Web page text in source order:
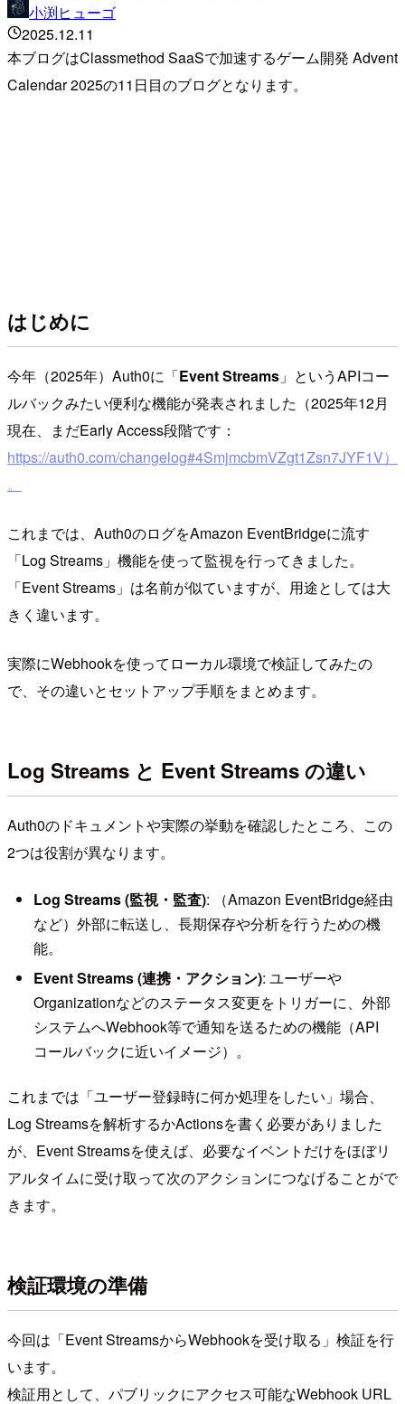
小渕ヒューゴ
2025.12.11
本ブログはClassmethod SaaSで加速するゲーム開発 Advent
Calendar 2025の11日目のブログとなります。
はじめに
今年（2025年）Auth0に「Event Streams 」というAPIコー
ルバックみたい便利な機能が発表されました（2025年12月
現在、まだEarly Access段階です：
https://auth0.com/changelog#4SmjmcbmVZgt1Zsn7JYF1V）
。
これまでは、Auth0のログをAmazon EventBridgeに流す
「Log Streams」機能を使って監視を行ってきました。
「Event Streams」は名前が似ていますが、用途としては大
きく違います。
実際にWebhookを使ってローカル環境で検証してみたの
で、その違いとセットアップ手順をまとめます。
Log Streams と Event Streams の違い
Auth0のドキュメントや実際の挙動を確認したところ、この
2つは役割が異なります。
Log Streams (監視・監査): （Amazon EventBridge経由
など）外部に転送し、長期保存や分析を行うための機
能。
Event Streams (連携・アクション): ユーザーや
Organizationなどのステータス変更をトリガーに、外部
システムへWebhook等で通知を送るための機能（API
コールバックに近いイメージ）。
これまでは「ユーザー登録時に何か処理をしたい」場合、
Log Streamsを解析するかActionsを書く必要がありました
が、Event Streamsを使えば、必要なイベントだけをほぼリ
アルタイムに受け取って次のアクションにつなげることがで
きます。
検証環境の準備
今回は「Event StreamsからWebhookを受け取る」検証を行
います。
検証用として、パブリックにアクセス可能なWebhook URL